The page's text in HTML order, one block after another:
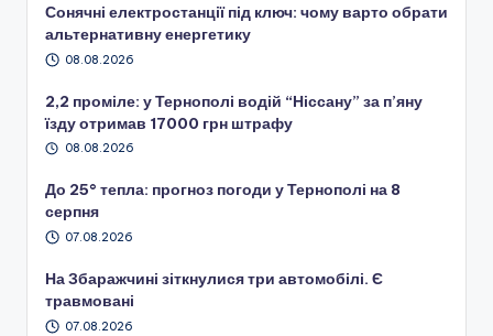
Сонячні електростанції під ключ: чому варто обрати
альтернативну енергетику
08.08.2026
2,2 проміле: у Тернополі водій “Ніссану” за п’яну
їзду отримав 17000 грн штрафу
08.08.2026
До 25° тепла: прогноз погоди у Тернополі на 8
серпня
07.08.2026
На Збаражчині зіткнулися три автомобілі. Є
травмовані
07.08.2026